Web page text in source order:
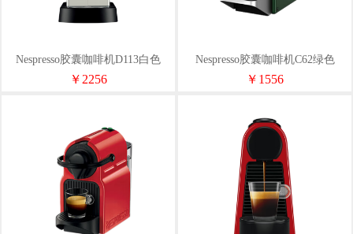
Nespresso胶囊咖啡机D113白色
￥2256
Nespresso胶囊咖啡机C62绿色
￥1556